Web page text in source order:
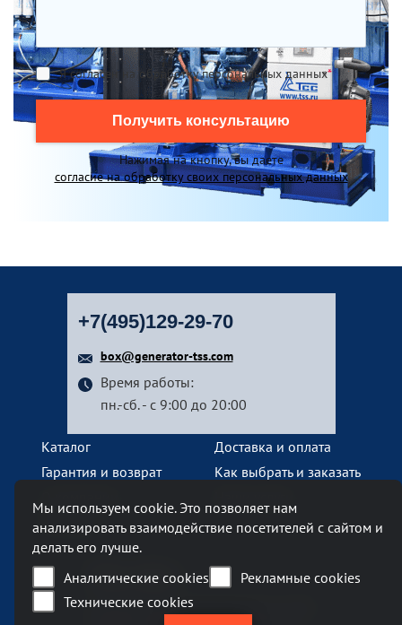
Я согласен на обработку персональных данных*
Получить консультацию
Нажимая на кнопку, вы даете
согласие на обработку своих персональных данных
+7(495)129-29-70
box@generator-tss.com
Время работы:
пн.-сб. - с 9:00 до 20:00
Каталог
Доставка и оплата
Гарантия и возврат
Как выбрать и заказать
Контакты
Наш офис
Москва, Ленинский проспект, 119А
Мы используем cookie. Это позволяет нам
анализировать взаимодействие посетителей с сайтом и
делать его лучше.
Аналитические cookies
Рекламные cookies
Технические cookies